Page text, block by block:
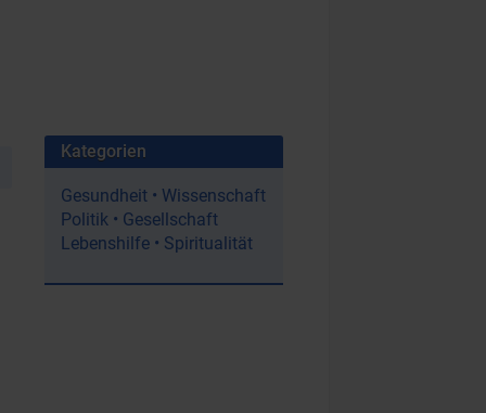
Kategorien
Gesundheit • Wissenschaft
Politik • Gesellschaft
Lebenshilfe • Spiritualität